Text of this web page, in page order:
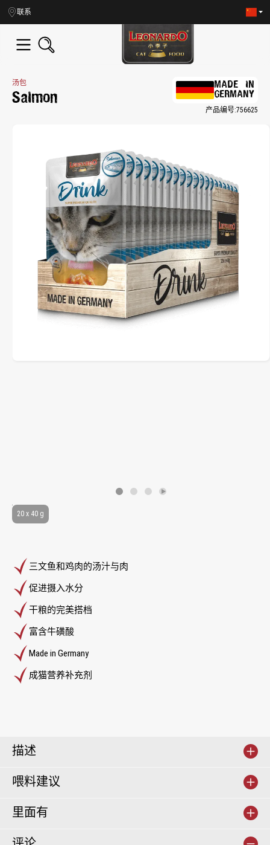
content
联系
汤包
Salmon
MADE IN
GERMANY
产品编号:756625
三文鱼和鸡肉的汤汁与肉
促进摄入水分
干粮的完美搭档
富含牛磺酸
Made in Germany
成猫营养补充剂
20 x 40 g
描述
喂料建议
里面有